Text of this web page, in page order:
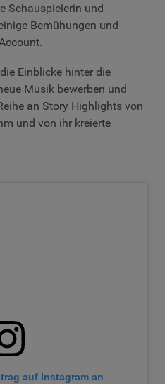
Schauspielerin und
Bemühungen und
Einblicke hinter die
Musik bewerben und
an Story Highlights von
und von ihr kreierte
auf Instagram an